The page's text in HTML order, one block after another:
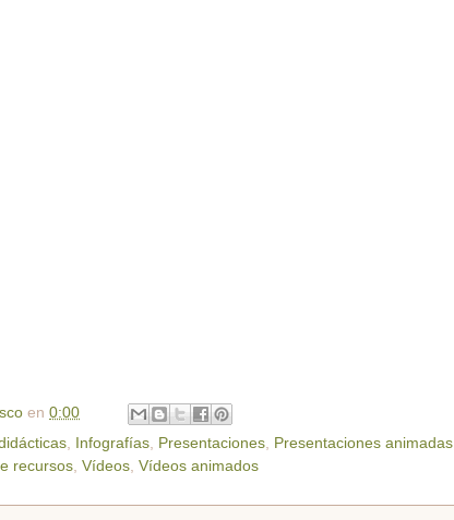
en 0:00
Infografías Presentaciones Presentaciones animadas
recursos Vídeos Vídeos animados